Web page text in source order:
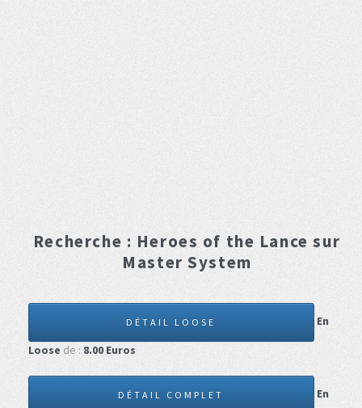
Recherche : Heroes of the Lance sur
Master System
DÉTAIL LOOSE
En
Loose de : 8.00Euros
DÉTAIL COMPLET
En